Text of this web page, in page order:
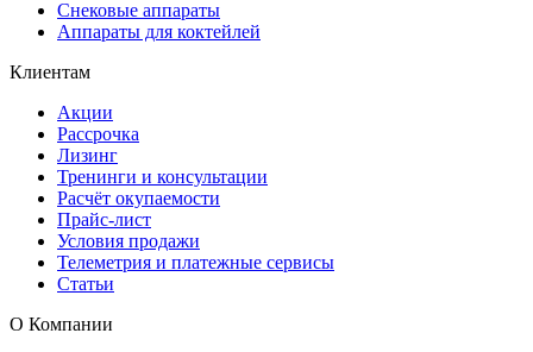
Снековые аппараты
Аппараты для коктейлей
Клиентам
Акции
Рассрочка
Лизинг
Тренинги и консультации
Расчёт окупаемости
Прайс-лист
Условия продажи
Телеметрия и платежные сервисы
Статьи
О Компании